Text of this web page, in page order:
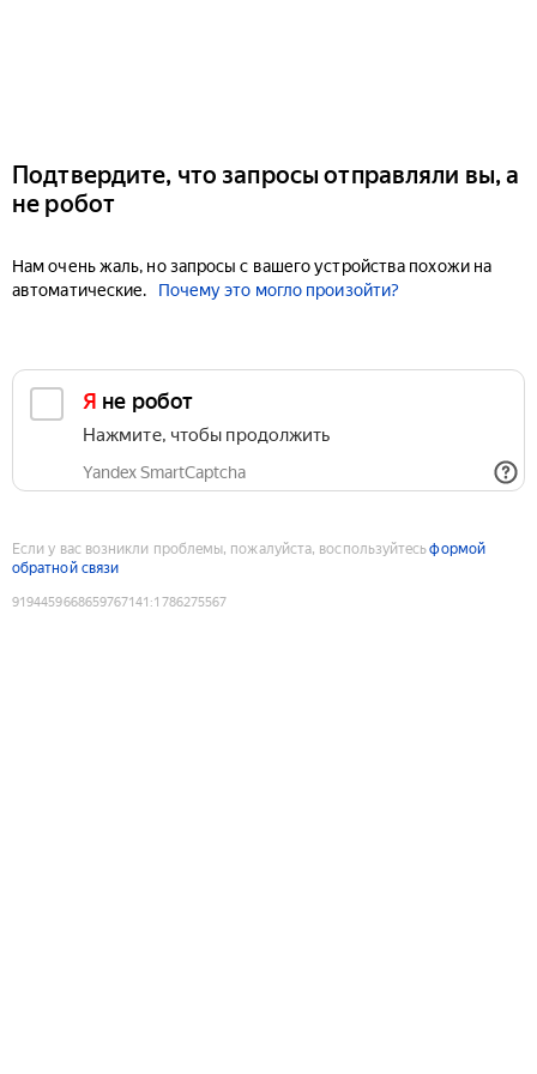
Подтвердите, что запросы отправляли вы, а
не робот
Нам очень жаль, но запросы с вашего устройства похожи на
автоматические.
Почему это могло произойти?
Я не робот
Нажмите, чтобы продолжить
Yandex SmartCaptcha
Если у вас возникли проблемы, пожалуйста, воспользуйтесьформой
обратной связи
9194459668659767141 :1786275567